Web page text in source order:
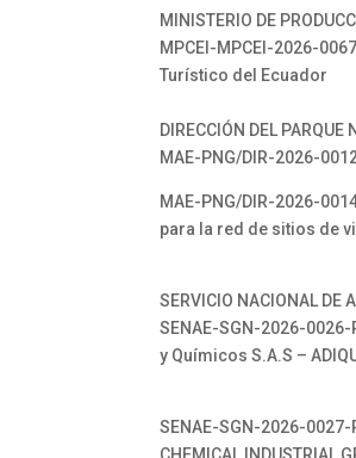
MINISTERIO DE
MPCEI-MPCEI-2026-
Turístico del Ecuador
DIRECCIÓN DEL PARQUE
MAE-PNG/DIR-2026-
MAE-PNG/DIR-2026-
para la red de sitios de
SERVICIO NACIONAL DE
SENAE-SGN-2026-
y Químicos S.A.S –
SENAE-SGN-2026-